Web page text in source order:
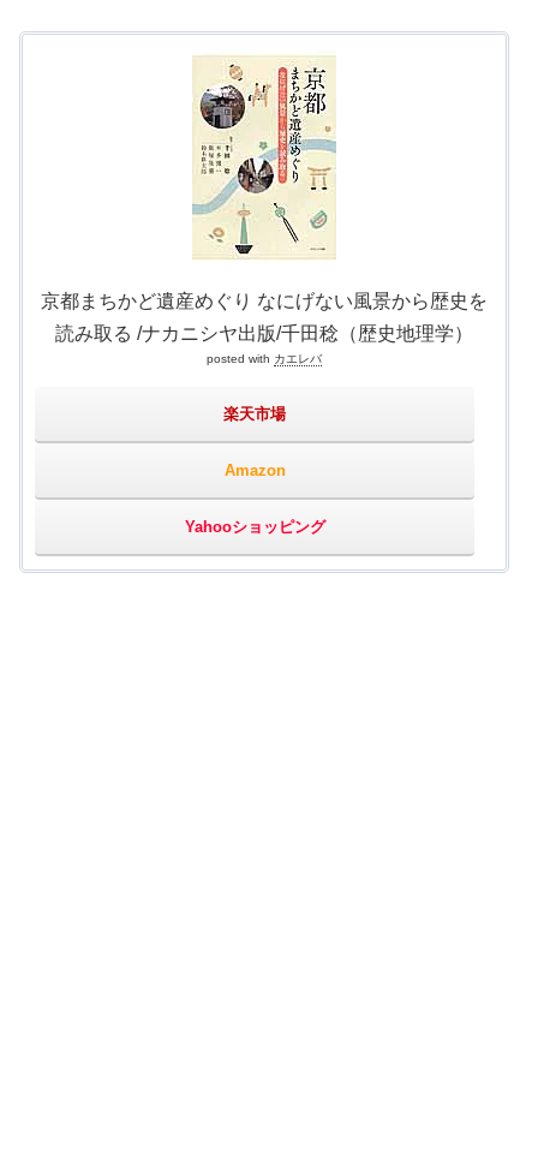
京都まちかど遺産めぐり なにげない風景から歴史を
読み取る /ナカニシヤ出版/千田稔（歴史地理学）
posted with カエレバ
楽天市場
Amazon
Yahooショッピング